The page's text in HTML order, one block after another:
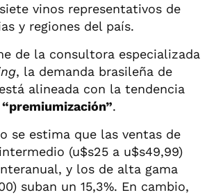
vinos representativos de
y regiones del país.
de la consultora especializada
, la demanda brasileña de
alineada con la tendencia
“premiumización”.
se estima que las ventas de
(u$s25 a u$s49,99)
y los de alta gama
suban un 15,3%. En cambio,